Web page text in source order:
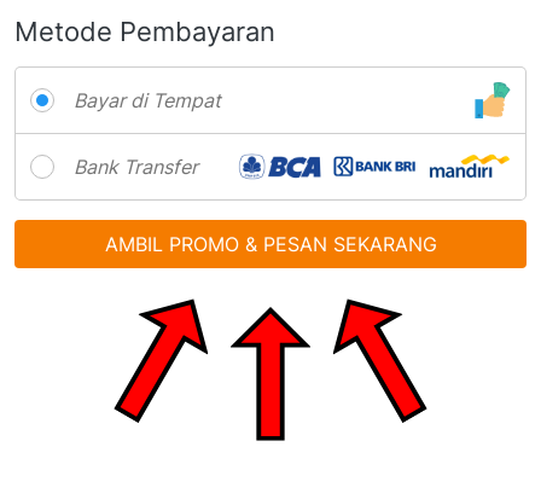
Metode Pembayaran
Bayar di Tempat
Bank Transfer
`
AMBIL PROMO & PESAN SEKARANG